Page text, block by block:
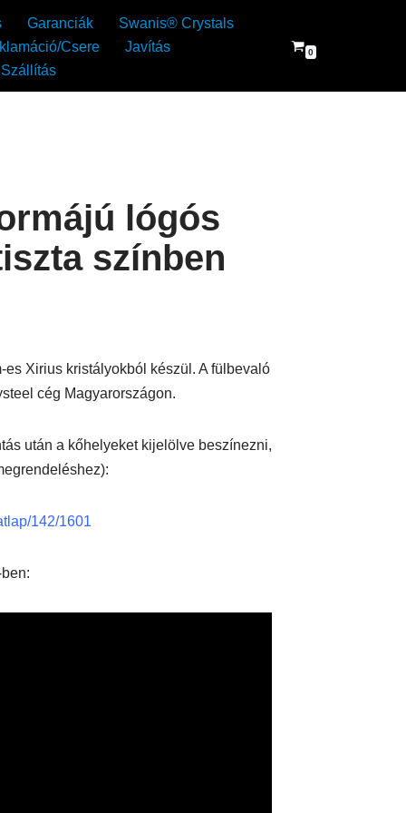
Garanciák
Swanis® Crystals
Csere
Javítás
Szállítás
0
lógós
színben
Xirius kristályokból készül. A fülbevaló
cég Magyarországon.
után a kőhelyeket kijelölve beszínezni,
142/1601